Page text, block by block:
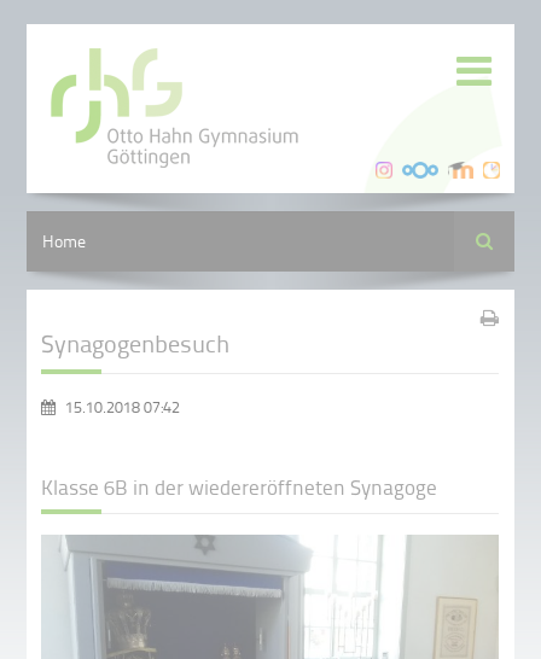
Home Suche
Synagogenbesuch
15.10.2018 07:42
Klasse 6B in der wiedereröffneten Synagoge